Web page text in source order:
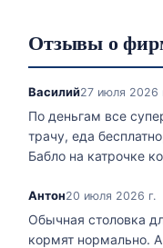
Отзывы о
Василий27 июля 2026
По деньгам все
трачу, еда
Бабло на катрочке
Антон20 июля 2026 г.
Обычная столовка
кормят нормально.